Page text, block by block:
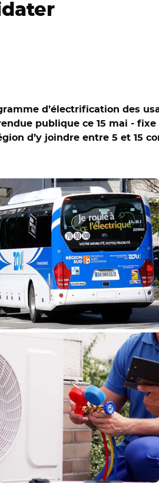
d’électrification des
publique ce 15 mai - fixe
d’y joindre entre 5 et 15